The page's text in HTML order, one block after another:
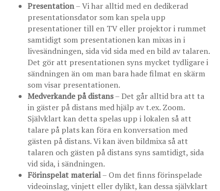
Presentation– Vi har alltid med en dedikerad
presentationsdator som kan spela upp
presentationer till en TV eller projektor i rummet
samtidigt som presentationen kan mixas in i
livesändningen, sida vid sida med en bild av talaren.
Det gör att presentationen syns mycket tydligare i
sändningen än om man bara hade filmat en skärm
som visar presentationen.
Medverkande på distans– Det går alltid bra att ta
in gäster på distans med hjälp av t.ex. Zoom.
Självklart kan detta spelas upp i lokalen så att
talare på plats kan föra en konversation med
gästen på distans. Vi kan även bildmixa så att
talaren och gästen på distans syns samtidigt, sida
vid sida, i sändningen.
Förinspelat material– Om det finns förinspelade
videoinslag, vinjett eller dylikt, kan dessa självklart